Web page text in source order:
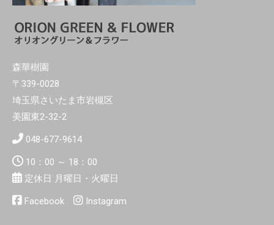
森華樹園
〒339-0028
埼玉県さいたま市岩槻区
美園東2-32-2
048-677-9614
10：00 ～ 18：00
定休日 月曜日・火曜日
Facebook Instagram